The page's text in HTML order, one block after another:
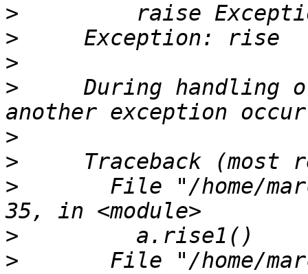
>
>
>
> During handling of
>
>
> File "/home/
>
> File "/home/